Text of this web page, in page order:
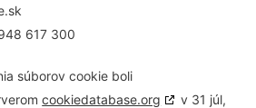
617 300
súborov cookie boli
cookiedatabase.org
v 31 júl,